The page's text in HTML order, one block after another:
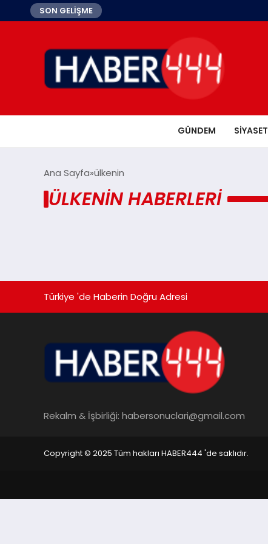
SON GELİŞME
GÜNDEM SIYASET
Ana Sayfa ülkenin
ÜLKENIN HABERLERI
Türkiye 'de Haberin Doğru Adresi
Rekalm & İşbirliği: habersonuclari@gmail.com
Copyright © 2025 Tüm hakları HABER444 'de saklıdır.